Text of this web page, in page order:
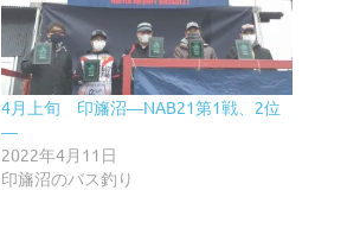
4月上旬 印旛沼―NAB21第1戦、2位
―
2022年4月11日
印旛沼のバス釣り